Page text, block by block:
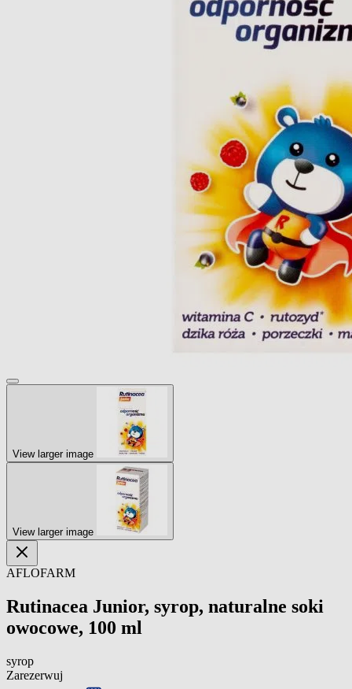
View larger image
View larger image
AFLOFARM
Rutinacea Junior, syrop, naturalne soki
owocowe, 100 ml
syrop
Zarezerwuj